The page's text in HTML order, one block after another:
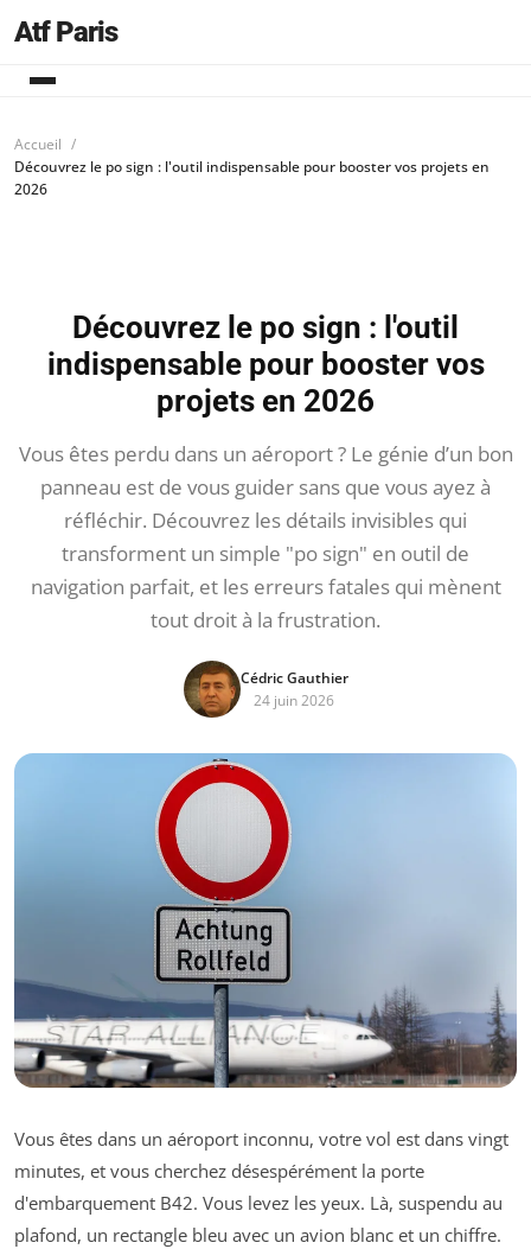
Atf Paris
Accueil
Découvrez le po sign : l'outil indispensable pour booster vos projets en
2026
Découvrez le po sign : l'outil
indispensable pour booster vos
projets en 2026
Vous êtes perdu dans un aéroport ? Le génie d’un bon
panneau est de vous guider sans que vous ayez à
réfléchir. Découvrez les détails invisibles qui
transforment un simple "po sign" en outil de
navigation parfait, et les erreurs fatales qui mènent
tout droit à la frustration.
Cédric Gauthier
24 juin 2026
Vous êtes dans un aéroport inconnu, votre vol est dans vingt
minutes, et vous cherchez désespérément la porte
d'embarquement B42. Vous levez les yeux. Là, suspendu au
plafond, un rectangle bleu avec un avion blanc et un chiffre.